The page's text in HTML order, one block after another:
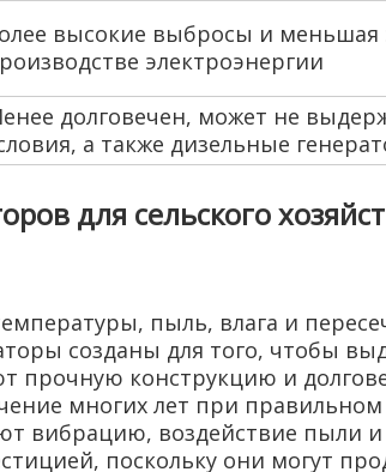
высокие выбросы и меньшая
электроэнергии
долговечен, может не
а также дизельные
для сельского
пыль, влага и
созданы для того, чтобы
прочную конструкцию и
многих лет при
вибрацию, воздействие пыли и
поскольку они могут